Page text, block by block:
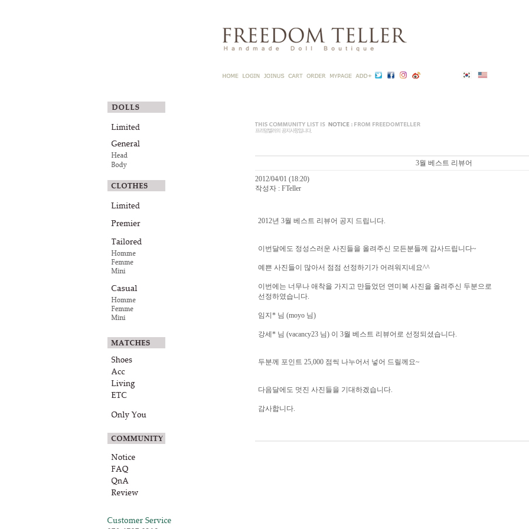
3월 베스트 리뷰어
2012/04/01 (18:20)
작성자 : FTeller
2012년 3월 베스트 리뷰어 공지 드립니다.
이번달에도 정성스러운 사진들을 올려주신 모든분들께 감사드립니다~
예쁜 사진들이 많아서 점점 선정하기가 어려워지네요^^
이번에는 너무나 애착을 가지고 만들었던 연미복 사진을 올려주신 두분으로
선정하였습니다.
임지* 님 (moyo 님)
강세* 님 (vacancy23 님) 이 3월 베스트 리뷰어로 선정되셨습니다.
두분께 포인트 25,000 점씩 나누어서 넣어 드릴께요~
다음달에도 멋진 사진들을 기대하겠습니다.
감사합니다.